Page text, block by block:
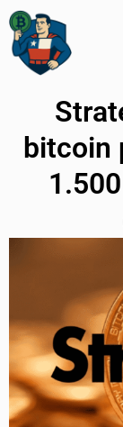
bitcoin